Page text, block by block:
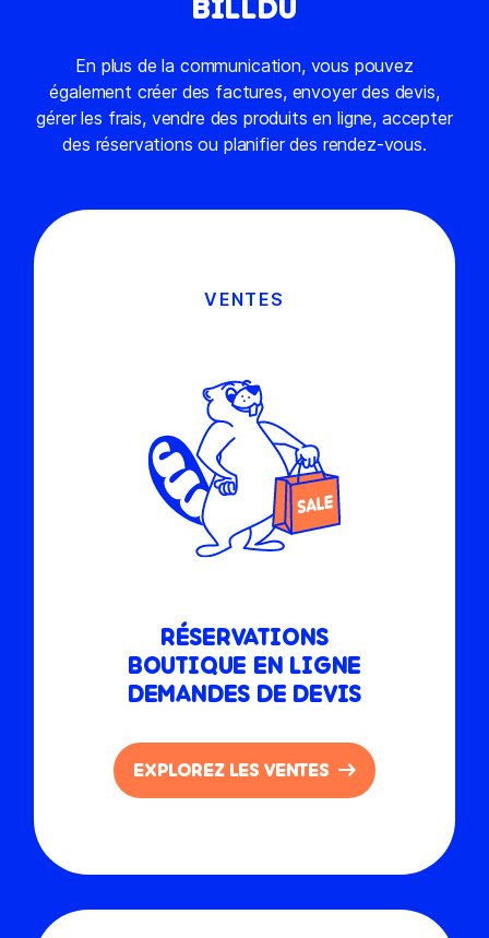
BILLDU
En plus de la communication, vous pouvez
également créer des factures, envoyer des devis,
gérer les frais, vendre des produits en ligne, accepter
des réservations ou planifier des rendez-vous.
VENTES
RÉSERVATIONS
BOUTIQUE EN LIGNE
DEMANDES DE DEVIS
EXPLOREZ LES VENTES